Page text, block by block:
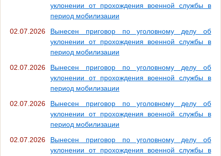
уклонении от прохождения военной службы в
период мобилизации
02.07.2026
Вынесен приговор по уголовному делу об
уклонении от прохождения военной службы в
период мобилизации
02.07.2026
Вынесен приговор по уголовному делу об
уклонении от прохождения военной службы в
период мобилизации
02.07.2026
Вынесен приговор по уголовному делу об
уклонении от прохождения военной службы в
период мобилизации
02.07.2026
Вынесен приговор по уголовному делу об
уклонении от прохождения военной службы в